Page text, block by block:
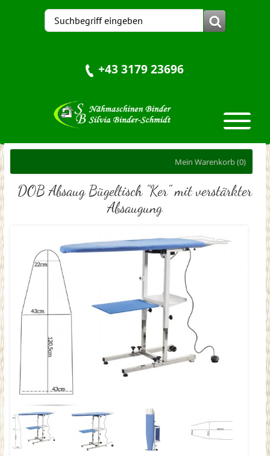
+43 3179 23696
Mein Warenkorb(0)
DOB Absaug Bügeltisch "Ker" mit verstärkter
Absaugung